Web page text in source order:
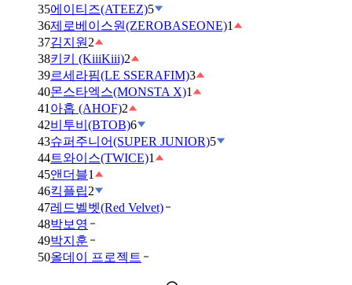
35에이티즈(ATEEZ)5
36제로베이스원(ZEROBASEONE)1
37김지원 2
38키키 (KiiiKiii)2
39르세라핌(LE SSERAFIM)3
40몬스타엑스(MONSTA X)1
41 아홉 (AHOF)2
42비투비(BTOB)6
43슈퍼주니어(SUPER JUNIOR)5
44트와이스(TWICE)1
45앤더블1
46킥플립2
47레드벨벳(Red Velvet)
48박보영
49박지훈
50올데이 프로젝트